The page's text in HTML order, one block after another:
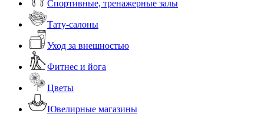
Спортивные, тренажерные залы
Тату-салоны
Уход за внешностью
Фитнес и йога
Цветы
Ювелирные магазины